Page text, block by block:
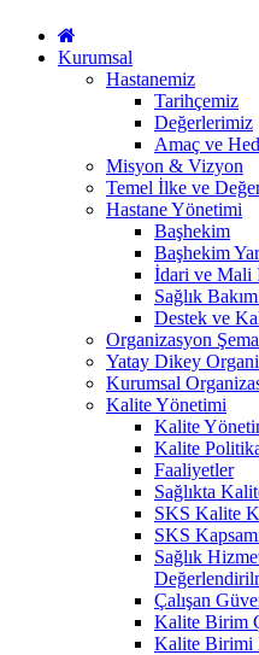
Kurumsal
Hastanemiz
Tarihçemiz
Değerlerimiz
Amaç ve
Misyon & Vizyon
Temel İlke ve
Hastane Yönetimi
Başhekim
Başhekim
İdari ve Mali
Sağlık
Destek ve
Organizasyon
Yatay Dikey
Kurumsal
Kalite Yönetimi
Kalite
Kalite
Faaliyetler
Sağlıkta
SKS Kalite
SKS
Sağlık
Çalışan
Kalite Birim
Kalite Birimi